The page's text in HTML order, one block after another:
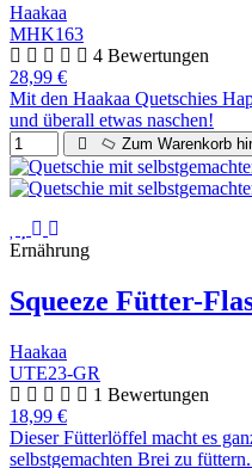
Haakaa
MHK163
4 Bewertungen
28,99 €
Mit den Haakaa Quetschies
und überall etwas naschen!
Zum Warenkorb
Ernährung
Squeeze Fütter-
Haakaa
UTE23-GR
1 Bewertungen
18,99 €
Dieser Fütterlöffel macht es
selbstgemachten Brei zu